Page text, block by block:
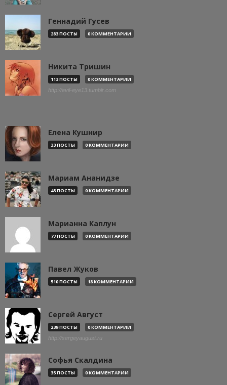
Геннадий Гусев
283 ПОСТЫ 0 КОММЕНТАРИИ
Никита Тришин
113 ПОСТЫ 0 КОММЕНТАРИИ
http://evil-eye13.tumblr.com
Елена Кушнир
33 ПОСТЫ 0 КОММЕНТАРИИ
Мариам Ананидзе
45 ПОСТЫ 0 КОММЕНТАРИИ
Марианна Каплун
77 ПОСТЫ 0 КОММЕНТАРИИ
Павел Жуков
510 ПОСТЫ 18 КОММЕНТАРИИ
Сергей Август
239 ПОСТЫ 0 КОММЕНТАРИИ
http://sergeyaugust.ru
Софья Скалдина
35 ПОСТЫ 0 КОММЕНТАРИИ